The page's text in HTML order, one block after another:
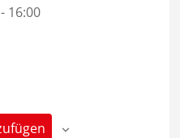
- 16:00